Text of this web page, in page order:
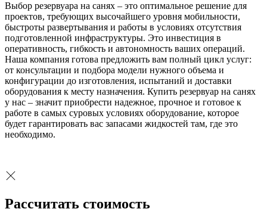
Выбор резервуара на санях – это оптимальное решение для
проектов, требующих высочайшего уровня мобильности,
быстроты развертывания и работы в условиях отсутствия
подготовленной инфраструктуры. Это инвестиция в
оперативность, гибкость и автономность ваших операций.
Наша компания готова предложить вам полный цикл услуг:
от консультации и подбора модели нужного объема и
конфигурации до изготовления, испытаний и доставки
оборудования к месту назначения. Купить резервуар на санях
у нас – значит приобрести надежное, прочное и готовое к
работе в самых суровых условиях оборудование, которое
будет гарантировать вас запасами жидкостей там, где это
необходимо.
Рассчитать стоимость